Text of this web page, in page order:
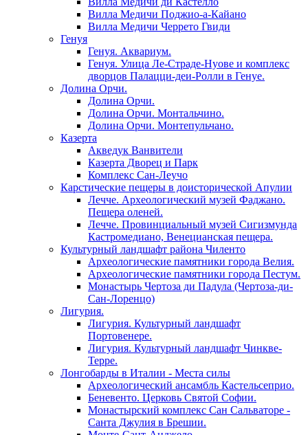
Вилла Медичи Поджио-а-Кайано
Вилла Медичи Черрето Гвиди
Генуя
Генуя. Аквариум.
Генуя. Улица Ле-Страде-Нуове и комплекс
дворцов Палацци-деи-Ролли в Генуе.
Долина Орчи.
Долина Орчи.
Долина Орчи. Монтальчино.
Долина Орчи. Монтепульчано.
Казерта
Акведук Ванвители
Казерта Дворец и Парк
Комплекс Сан-Леучо
Карстические пещеры в доисторической Апулии
Лечче. Археологический музей Фаджано.
Пещера оленей.
Лечче. Провинциальный музей Сигизмунда
Кастромедиано, Венецианская пещера.
Культурный ландшафт района Чиленто
Археологические памятники города Велия.
Археологические памятники города Пестум.
Монастырь Чертоза ди Падула (Чертоза-ди-
Сан-Лоренцо)
Лигурия.
Лигурия. Культурный ландшафт
Портовенере.
Лигурия. Культурный ландшафт Чинкве-
Терре.
Лонгобарды в Италии - Места силы
Археологический ансамбль Кастельсеприо.
Беневенто. Церковь Святой Софии.
Монастырский комплекс Сан Сальваторе -
Санта Джулия в Брешии.